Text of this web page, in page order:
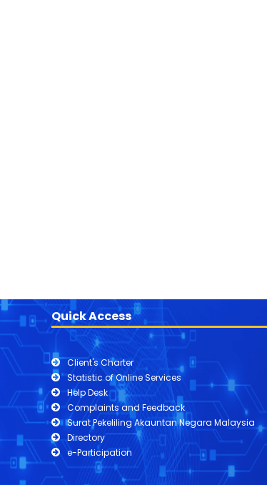
Quick Access
Client's Charter
Statistic of Online Services
Help Desk
Complaints and Feedback
Surat Pekeliling Akauntan Negara Malaysia
Directory
e-Participation